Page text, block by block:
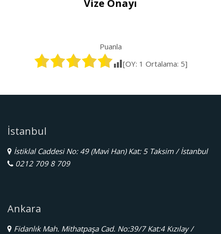
Vize Onayı
Puanla
[OY: 1 Ortalama: 5]
İstanbul
İstiklal Caddesi No: 49 (Mavi Han) Kat: 5 Taksim / İstanbul
0212 709 8 709
Ankara
Fidanlık Mah. Mithatpaşa Cad. No:39/7 Kat:4 Kızılay /